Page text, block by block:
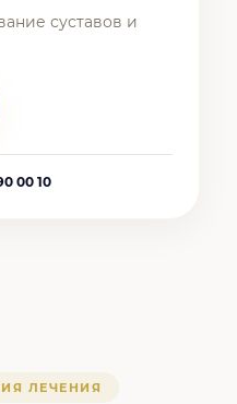
суставов и
00 10
ЛЕЧЕНИЯ